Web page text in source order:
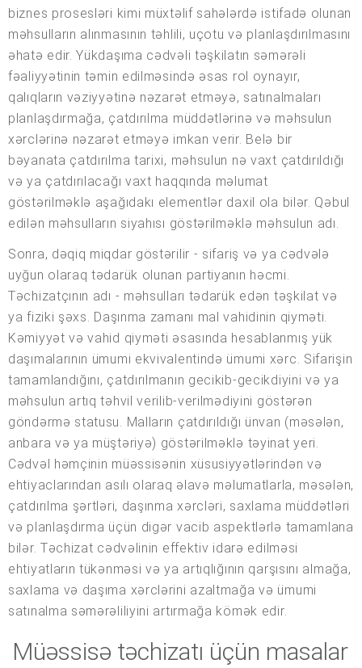
biznes prosesləri kimi müxtəlif sahələrdə istifadə olunan
məhsulların alınmasının təhlili, uçotu və planlaşdırılmasını
əhatə edir. Yükdaşıma cədvəli təşkilatın səmərəli
fəaliyyətinin təmin edilməsində əsas rol oynayır,
qalıqların vəziyyətinə nəzarət etməyə, satınalmaları
planlaşdırmağa, çatdırılma müddətlərinə və məhsulun
xərclərinə nəzarət etməyə imkan verir. Belə bir
bəyanata çatdırılma tarixi, məhsulun nə vaxt çatdırıldığı
və ya çatdırılacağı vaxt haqqında məlumat
göstərilməklə aşağıdakı elementlər daxil ola bilər. Qəbul
edilən məhsulların siyahısı göstərilməklə məhsulun adı.
Sonra, dəqiq miqdar göstərilir - sifariş və ya cədvələ
uyğun olaraq tədarük olunan partiyanın həcmi.
Təchizatçının adı - məhsulları tədarük edən təşkilat və
ya fiziki şəxs. Daşınma zamanı mal vahidinin qiyməti.
Kəmiyyət və vahid qiyməti əsasında hesablanmış yük
daşımalarının ümumi ekvivalentində ümumi xərc. Sifarişin
tamamlandığını, çatdırılmanın gecikib-gecikdiyini və ya
məhsulun artıq təhvil verilib-verilmədiyini göstərən
göndərmə statusu. Malların çatdırıldığı ünvan (məsələn,
anbara və ya müştəriyə) göstərilməklə təyinat yeri.
Cədvəl həmçinin müəssisənin xüsusiyyətlərindən və
ehtiyaclarından asılı olaraq əlavə məlumatlarla, məsələn,
çatdırılma şərtləri, daşınma xərcləri, saxlama müddətləri
və planlaşdırma üçün digər vacib aspektlərlə tamamlana
bilər. Təchizat cədvəlinin effektiv idarə edilməsi
ehtiyatların tükənməsi və ya artıqlığının qarşısını almağa,
saxlama və daşıma xərclərini azaltmağa və ümumi
satınalma səmərəliliyini artırmağa kömək edir.
Müəssisə təchizatı üçün masalar